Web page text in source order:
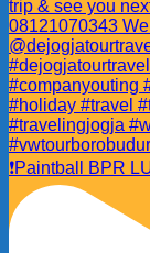
❗️Paintball BPR